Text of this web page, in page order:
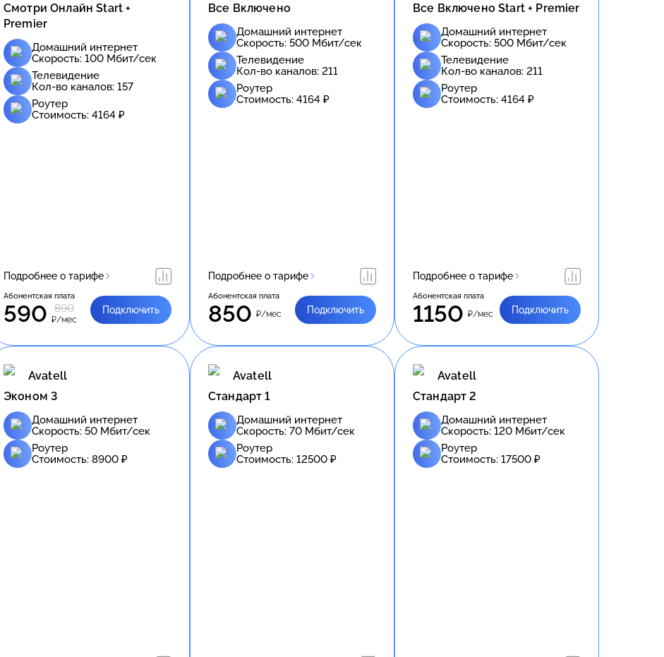
Смотри Онлайн Start +
Premier
Домашний интернет
Скорость: 100 Мбит/сек
Телевидение
Кол-во каналов: 157
Роутер
Стоимость: 4164 ₽
Подробнее о тарифе
Абонентская плата
590 890
₽/мес
Подключить
Все Включено
Домашний интернет
Скорость: 500 Мбит/сек
Телевидение
Кол-во каналов: 211
Роутер
Стоимость: 4164 ₽
Подробнее о тарифе
Абонентская плата
850 ₽/мес Подключить
Все Включено Start + Premier
Домашний интернет
Скорость: 500 Мбит/сек
Телевидение
Кол-во каналов: 211
Роутер
Стоимость: 4164 ₽
Подробнее о тарифе
Абонентская плата
1150 ₽/мес Подключить
Avatell
Эконом 3
Домашний интернет
Скорость: 50 Мбит/сек
Роутер
Стоимость: 8900 ₽
Avatell
Стандарт 1
Домашний интернет
Скорость: 70 Мбит/сек
Роутер
Стоимость: 12500 ₽
Avatell
Стандарт 2
Домашний интернет
Скорость: 120 Мбит/сек
Роутер
Стоимость: 17500 ₽